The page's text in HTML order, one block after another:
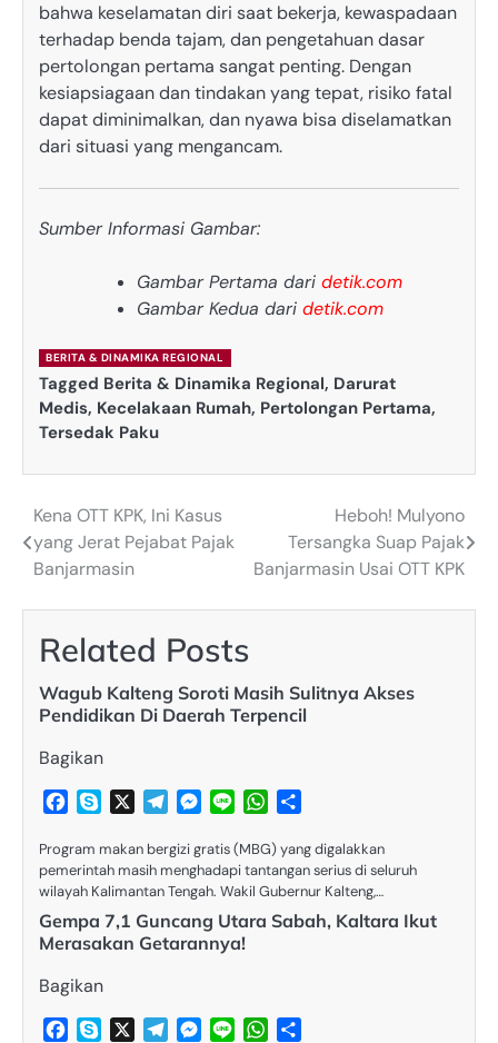
bahwa keselamatan diri saat bekerja, kewaspadaan
terhadap benda tajam, dan pengetahuan dasar
pertolongan pertama sangat penting. Dengan
kesiapsiagaan dan tindakan yang tepat, risiko fatal
dapat diminimalkan, dan nyawa bisa diselamatkan
dari situasi yang mengancam.
Sumber Informasi Gambar:
Gambar Pertama dari detik.com
Gambar Kedua dari detik.com
BERITA & DINAMIKA REGIONAL
Tagged Berita & Dinamika Regional, Darurat
Medis, Kecelakaan Rumah, Pertolongan Pertama,
Tersedak Paku
Post
navigation
Kena OTT KPK, Ini Kasus
yang Jerat Pejabat Pajak
Banjarmasin
Heboh! Mulyono
Tersangka Suap Pajak
Banjarmasin Usai OTT KPK
Related Posts
Wagub Kalteng Soroti Masih Sulitnya Akses
Pendidikan Di Daerah Terpencil
Bagikan
Facebook
Skype TelegramMessenger
Line WhatsApp
Program makan bergizi gratis (MBG) yang digalakkan
pemerintah masih menghadapi tantangan serius di seluruh
wilayah Kalimantan Tengah. Wakil Gubernur Kalteng,…
Gempa 7,1 Guncang Utara Sabah, Kaltara Ikut
Merasakan Getarannya!
Bagikan
Facebook
Skype TelegramMessenger
Line WhatsApp